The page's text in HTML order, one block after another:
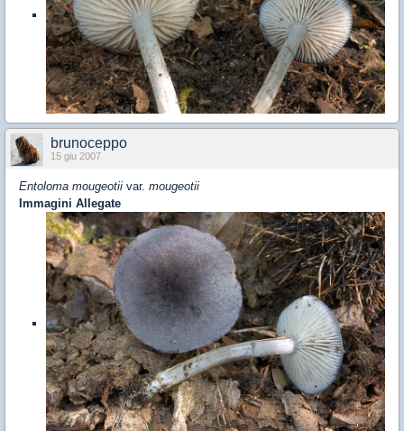
brunoceppo
15 giu 2007
Entoloma mougeotii var. mougeotii
Immagini Allegate